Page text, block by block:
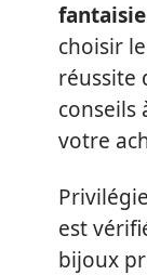
fantaisie
choisir
réussite
conseils
votre
est
bijoux